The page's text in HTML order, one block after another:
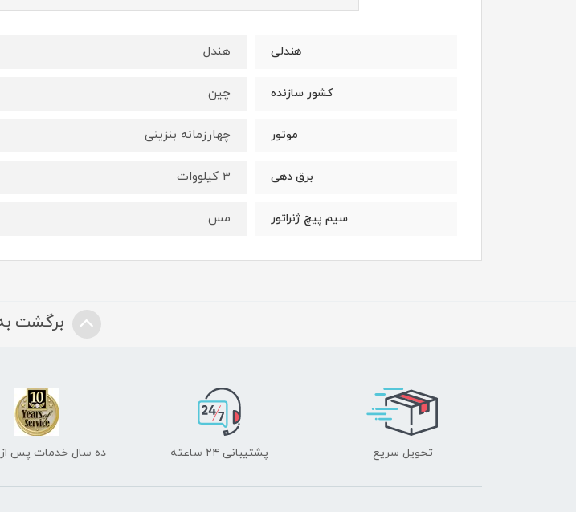
هندلی هندل
کشور سازنده چین
موتور چهارزمانه بنزینی
برق دهی 3 کیلووات
سیم پیچ ژنراتور مس
برگشت به
تحویل سریع پشتیبانی ۲۴ ساعته ده سال خدمات پس